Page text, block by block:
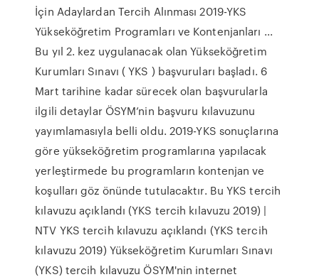
İçin Adaylardan Tercih Alınması 2019-YKS
Yükseköğretim Programları ve Kontenjanları ...
Bu yıl 2. kez uygulanacak olan Yükseköğretim
Kurumları Sınavı ( YKS ) başvuruları başladı. 6
Mart tarihine kadar sürecek olan başvurularla
ilgili detaylar ÖSYM’nin başvuru kılavuzunu
yayımlamasıyla belli oldu. 2019-YKS sonuçlarına
göre yükseköğretim programlarına yapılacak
yerleştirmede bu programların kontenjan ve
koşulları göz önünde tutulacaktır. Bu YKS tercih
kılavuzu açıklandı (YKS tercih kılavuzu 2019) |
NTV YKS tercih kılavuzu açıklandı (YKS tercih
kılavuzu 2019) Yükseköğretim Kurumları Sınavı
(YKS) tercih kılavuzu ÖSYM'nin internet